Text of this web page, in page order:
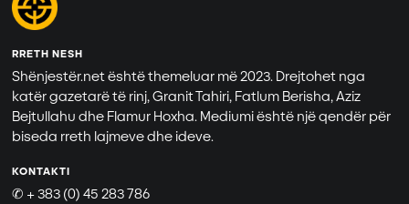
RRETH NESH
Shënjestër.net është themeluar më 2023. Drejtohet nga
katër gazetarë të rinj, Granit Tahiri, Fatlum Berisha, Aziz
Bejtullahu dhe Flamur Hoxha. Mediumi është një qendër për
biseda rreth lajmeve dhe ideve.
KONTAKTI
✆ + 383 (0) 45 283 786